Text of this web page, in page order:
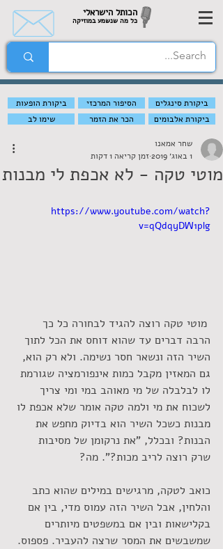
הכותל הישראלי
כל מה שנשמע במוזיקה
ביקורת הופעות הסיפור המרכזי
ביקורת סינגלים
שימו לב
הכר את הזמר ביקורת אלבומים
מוטי טקה - לא אכפת לי מבנות
שחר אמאנו
1 באוג׳ 2019
זמן קריאה 1 דקות
https://www.youtube.com/watch?
v=qQdqyDW1plg
מוטי טקה רוצה להגיד לבחורה כל כך
הרבה דברים עד שהוא דוחס את הכל לתוך
השיר הזה ונשאר חסר נשימה. ולא רק הוא,
גם המאזין מקבל כמות אינפורמציה שגורמת
לו לבלבלה של מי מאוהב במי ומי צריך
לשכוח את מי ולמה טקה אומר שלא אכפת לו
מבנות כשכל השיר הוא בדיוק מחפש את
הבנות? ובכלל, "את נרקומן של מסיבות
שרק רוצה לריב מכות?". מה?
כואב לטקה, מרגישים במילים שהוא כתב
והלחין, אבל השיר הזה עמוס מדי, בין אם
בקלישאות ובין אם במשפטים מיותרים
שמשבשים את המסר שרצה להעביר. פספוס.